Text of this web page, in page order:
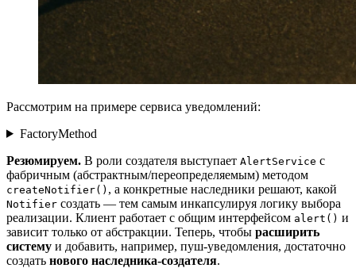
Рассмотрим на примере сервиса уведомлений:
FactoryMethod
Резюмируем. В роли создателя выступает AlertService с
фабричным (абстрактным/переопределяемым) методом
createNotifier() , а конкретные наследники решают, какой
Notifier создать — тем самым инкапсулируя логику выбора
реализации. Клиент работает с общим интерфейсом alert() и
зависит только от абстракции. Теперь, чтобы расширить
систему и добавить, например, пуш-уведомления, достаточно
создать нового наследника-создателя.